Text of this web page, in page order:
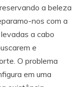
a beleza
nos com a
a cabo
e
O problema
em uma